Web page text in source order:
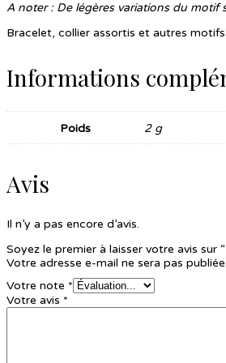
A noter : De légères variations du
Bracelet, collier assortis et autres
Informations
Poids 2 g
Avis
Il n’y a pas encore d’avis.
Soyez le premier à laisser votre avis
Votre adresse e-mail ne sera pas publiée.
Votre note *
Votre avis *